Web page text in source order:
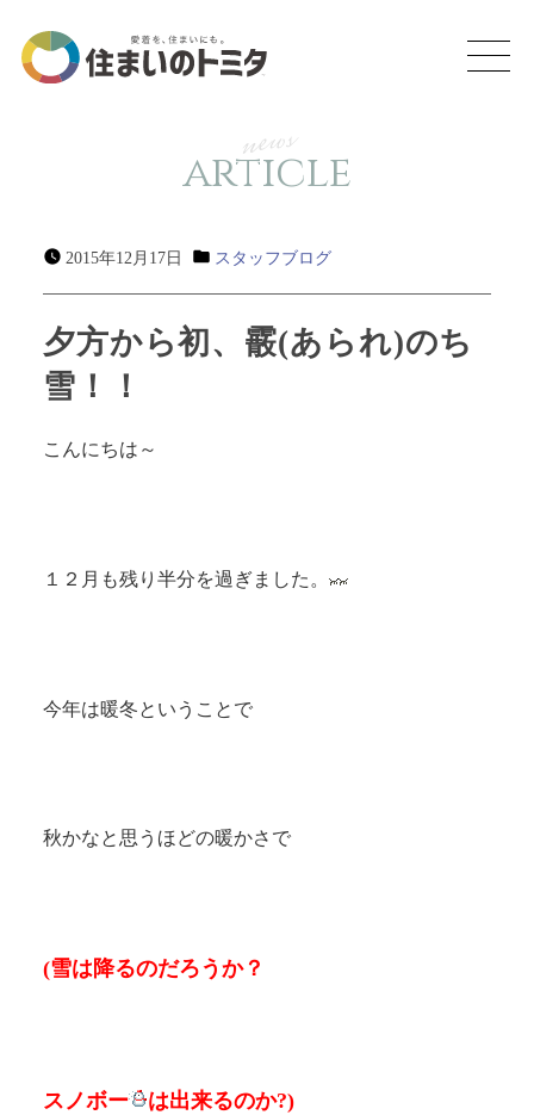
news
article
2015年12月17日 スタッフブログ
夕方から初、霰(あられ)のち
雪！！
こんにちは～
１２月も残り半分を過ぎました。
今年は暖冬ということで
秋かなと思うほどの暖かさで
(雪は降るのだろうか？
スノボー は出来るのか?)